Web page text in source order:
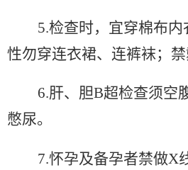
5.检查时，宜穿棉布
性勿穿连衣裙、连裤袜；
6.肝、胆B超检查须空
憋尿。
7.怀孕及备孕者禁做X